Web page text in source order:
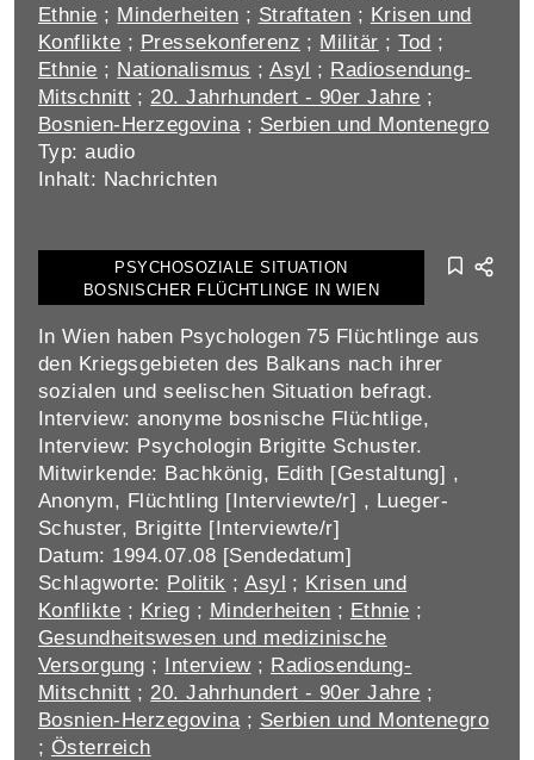
Ethnie ; Minderheiten ; Straftaten ; Krisen und
Konflikte ; Pressekonferenz ; Militär ;Tod ;
Ethnie ; Nationalismus ;Asyl ; Radiosendung-
Mitschnitt ; 20. Jahrhundert - 90er Jahre ;
Bosnien-Herzegovina; Serbien und Montenegro
Typ: audio
Inhalt: Nachrichten
PSYCHOSOZIALE SITUATION
BOSNISCHER FLÜCHTLINGE IN WIEN
In Wien haben Psychologen 75 Flüchtlinge aus
den Kriegsgebieten des Balkans nach ihrer
sozialen und seelischen Situation befragt.
Interview: anonyme bosnische Flüchtlige,
Interview: Psychologin Brigitte Schuster.
Mitwirkende: Bachkönig, Edith [Gestaltung] ,
Anonym, Flüchtling [Interviewte/r] , Lueger-
Schuster, Brigitte [Interviewte/r]
Datum: 1994.07.08 [Sendedatum]
Schlagworte: Politik ;Asyl ; Krisen und
Konflikte ; Krieg ; Minderheiten ; Ethnie ;
Gesundheitswesen und medizinische
Versorgung ; Interview; Radiosendung-
Mitschnitt ; 20. Jahrhundert - 90er Jahre ;
Bosnien-Herzegovina; Serbien und Montenegro
; Österreich